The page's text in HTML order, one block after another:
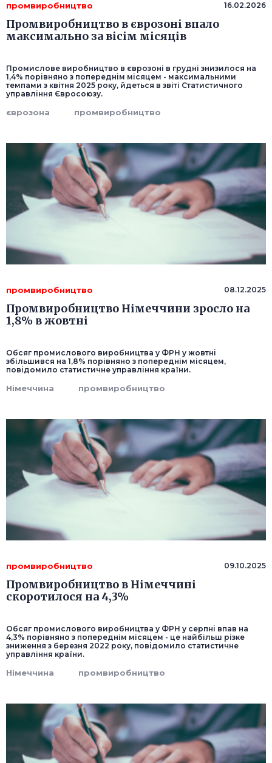
промвиробництво 16.02.2026
Промвиробництво в єврозоні впало
максимально за вісім місяців
Промислове виробництво в єврозоні в грудні знизилося на
1,4% порівняно з попереднім місяцем - максимальними
темпами з квітня 2025 року, йдеться в звіті Статистичного
управління Євросоюзу.
єврозона промвиробництво
промвиробництво 08.12.2025
Промвиробництво Німеччини зросло на
1,8% в жовтні
Обсяг промислового виробництва у ФРН у жовтні
збільшився на 1,8% порівняно з попереднім місяцем,
повідомило статистичне управління країни.
Німеччина промвиробництво
промвиробництво 09.10.2025
Промвиробництво в Німеччині
скоротилося на 4,3%
Обсяг промислового виробництва у ФРН у серпні впав на
4,3% порівняно з попереднім місяцем - це найбільш різке
зниження з березня 2022 року, повідомило статистичне
управління країни.
Німеччина промвиробництво